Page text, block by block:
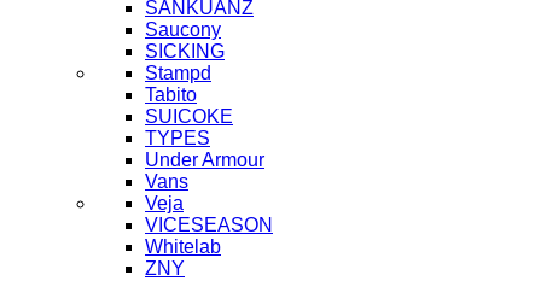
SANKUANZ
Saucony
SICKING
Stampd
Tabito
SUICOKE
TYPES
Under Armour
Vans
Veja
VICESEASON
Whitelab
ZNY